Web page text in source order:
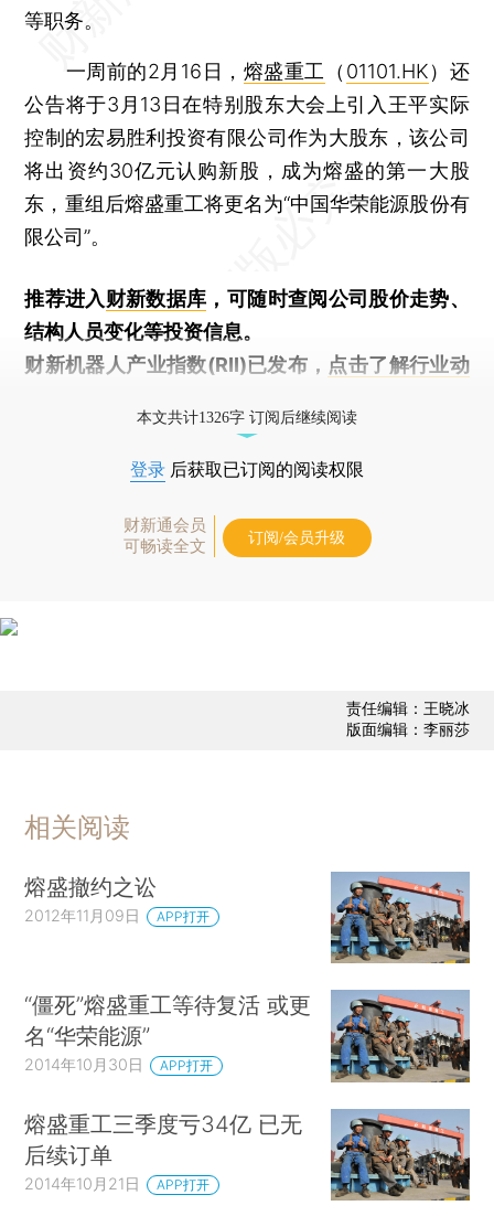
等职务。
一周前的2月16日， 熔盛重工 （ 01101.HK）还
公告将于3月13日在特别股东大会上引入王平实际
控制的宏易胜利投资有限公司作为大股东，该公司
将出资约30亿元认购新股，成为熔盛的第一大股
东，重组后熔盛重工将更名为“中国华荣能源股份有
限公司”。
推荐进入财新数据库 ，可随时查阅公司股价走势、
结构人员变化等投资信息。
财新机器人产业指数(RII)已发布， 点击了解行业动
本文共计1326字 订阅后继续阅读
登录 后获取已订阅的阅读权限
财新通会员
可畅读全文
订阅/会员升级
责任编辑：王晓冰
版面编辑：李丽莎
相关阅读
熔盛撤约之讼
2012年11月09日 APP打开
“僵死”熔盛重工等待复活 或更
名“华荣能源”
2014年10月30日 APP打开
熔盛重工三季度亏34亿 已无
后续订单
2014年10月21日 APP打开